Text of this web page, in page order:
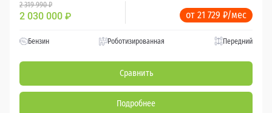
2 319 990 ₽
2 030 000 ₽ от 21 729 ₽/мес
Бензин Роботизированная Передний
Сравнить
Подробнее